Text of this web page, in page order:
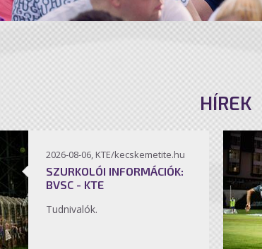
HÍREK
2026-08-06, KTE/kecskemetite.hu
SZURKOLÓI INFORMÁCIÓK:
BVSC - KTE
Tudnivalók.